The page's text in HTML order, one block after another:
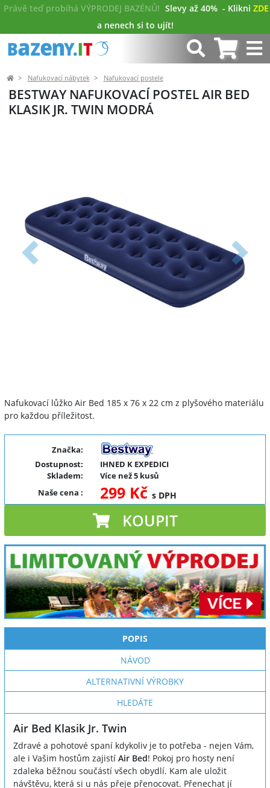
Právě teď probíhá VÝPRODEJ BAZÉNŮ! Slevy až 40% - Klikni ZDE
a nenech si to ujít!
Nafukovací nábytek Nafukovací postele
BESTWAY NAFUKOVACÍ POSTEL AIR BED
KLASIK JR. TWIN MODRÁ
Předchozí Další
Nafukovací lůžko Air Bed 185 x 76 x 22 cm z plyšového materiálu
pro každou příležitost.
Značka:
Dostupnost:
IHNED K EXPEDICI
Skladem:
Více než 5 kusů
Naše cena : 299 Kč s DPH
KOUPIT
POPIS
NÁVOD
ALTERNATIVNÍ VÝROBKY
HLEDÁTE
Air Bed Klasik Jr. Twin
Zdravé a pohotové spaní kdykoliv je to potřeba - nejen Vám,
ale i Vašim hostům zajistí Air Bed! Pokoj pro hosty není
zdaleka běžnou součástí všech obydlí. Kam ale uložit
návštěvu, která si u nás přeje přenocovat. Přenechat jí